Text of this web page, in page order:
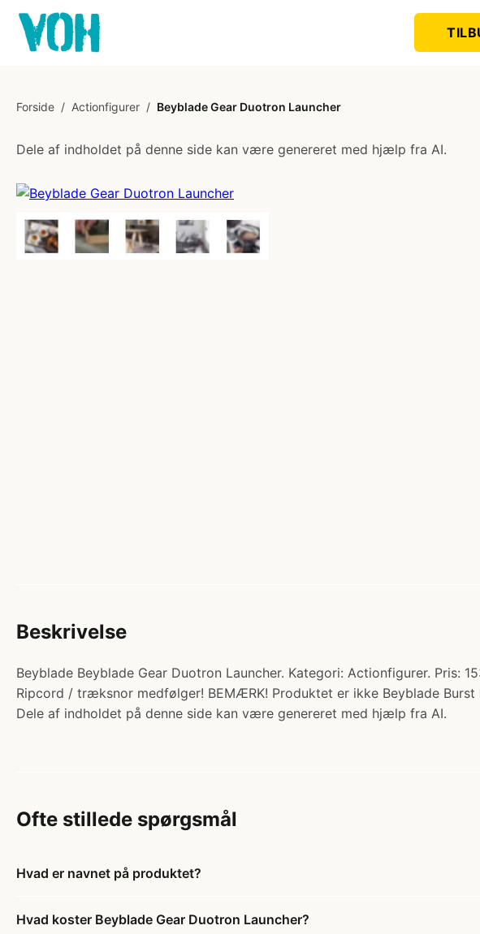
Forside / Actionfigurer / Beyblade Gear Duotron Launcher
Dele af indholdet på denne side kan være genereret med hjælp fra AI.
Beskrivelse
Beyblade Beyblade Gear Duotron Launcher. Kategori: Actionfigurer.
Ripcord / træksnor medfølger! BEMÆRK! Produktet er ikke Beyblade
Dele af indholdet på denne side kan være genereret med hjælp fra AI.
Ofte stillede spørgsmål
Hvad er navnet på produktet?
Hvad koster Beyblade Gear Duotron Launcher?